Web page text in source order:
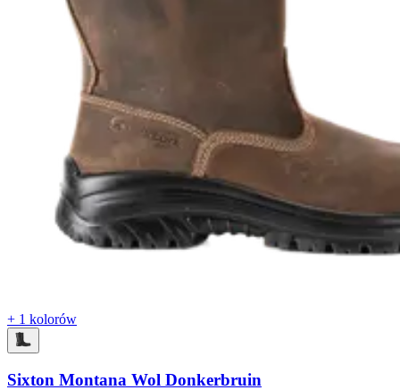
+ 1 kolorów
Sixton Montana Wol Donkerbruin